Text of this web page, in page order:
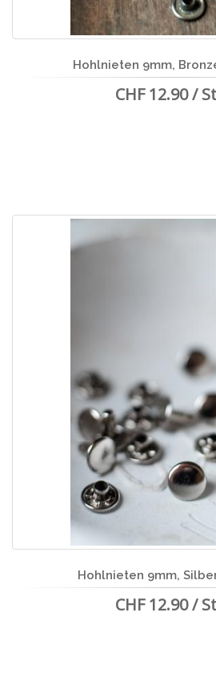
Hohlnieten 9mm,
CHF 12.90 /
Hohlnieten 9mm,
CHF 12.90 /